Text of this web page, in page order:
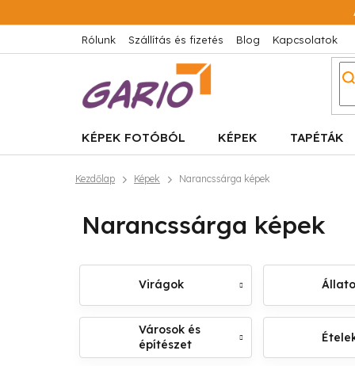
a
tartalomhoz
Rólunk Szállítás és fizetés Blog Kapcsolatok
KÉPEK FOTÓBÓL KÉPEK TAPÉTÁK
Kezdőlap Képek Narancssárga képek
Narancssárga képek
Virágok
Városok és
építészet